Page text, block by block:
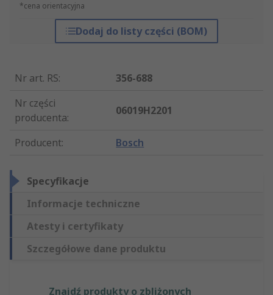
*cena orientacyjna
Dodaj do listy części (BOM)
Nr art. RS:
356-688
Nr części
producenta:
06019H2201
Producent: Bosch
Specyfikacje
Informacje techniczne
Atesty i certyfikaty
Szczegółowe dane produktu
Znajdź produkty o zbliżonych